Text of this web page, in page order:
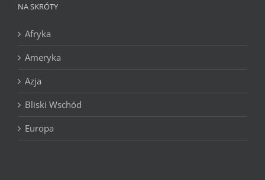
NA SKRÓTY
Afryka
Ameryka
Azja
Bliski Wschód
Europa